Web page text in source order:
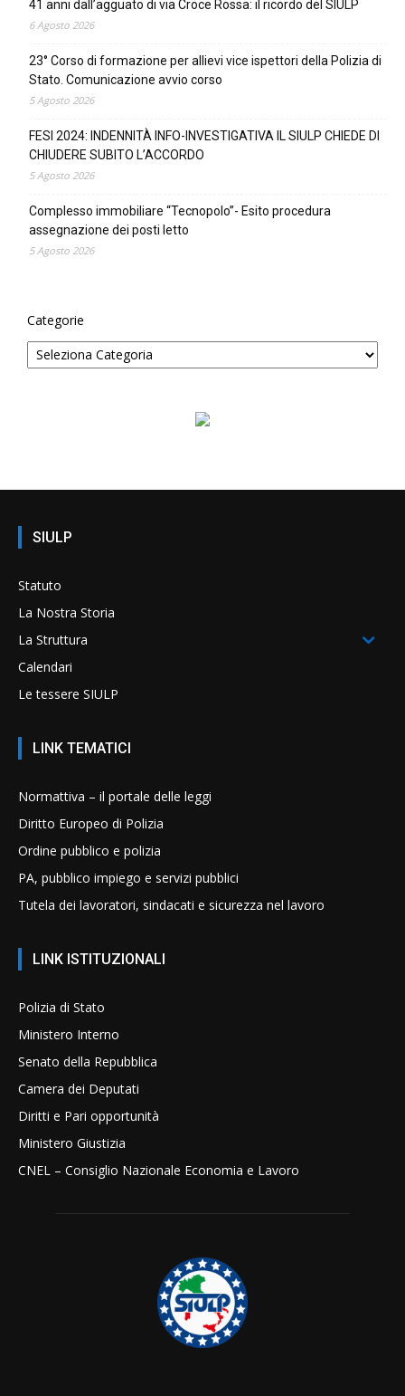
41 anni dall’agguato di via Croce Rossa: il ricordo del SIULP
6 Agosto 2026
23° Corso di formazione per allievi vice ispettori della Polizia di
Stato. Comunicazione avvio corso
5 Agosto 2026
FESI 2024: INDENNITÀ INFO-INVESTIGATIVA IL SIULP CHIEDE DI
CHIUDERE SUBITO L’ACCORDO
5 Agosto 2026
Complesso immobiliare “Tecnopolo”- Esito procedura
assegnazione dei posti letto
5 Agosto 2026
Categorie
SIULP
Statuto
La Nostra Storia
La Struttura
Calendari
Le tessere SIULP
LINK TEMATICI
Normattiva – il portale delle leggi
Diritto Europeo di Polizia
Ordine pubblico e polizia
PA, pubblico impiego e servizi pubblici
Tutela dei lavoratori, sindacati e sicurezza nel lavoro
LINK ISTITUZIONALI
Polizia di Stato
Ministero Interno
Senato della Repubblica
Camera dei Deputati
Diritti e Pari opportunità
Ministero Giustizia
CNEL – Consiglio Nazionale Economia e Lavoro